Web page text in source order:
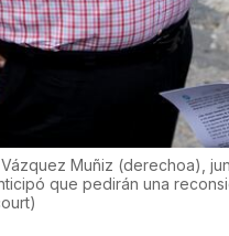
Muñiz (derechoa),
que pedirán una
)